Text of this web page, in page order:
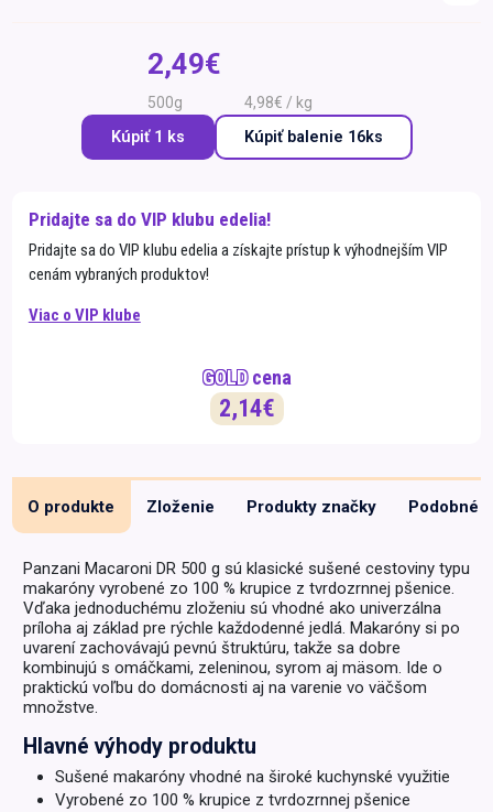
Darčekové
poukazy
Recepty
Drogéria a kozmetika
Domáci miláčikovia
Lekáreň
2,49€
500g 4,98€ / kg
Kúpiť 1 ks Kúpiťbalenie 16ks
Pridajte sa do VIP klubu edelia!
Pridajte sa do VIP klubu edelia a získajte prístup k výhodnejším VIP
cenám vybraných produktov!
Viac o VIP klube
GOLDcena
2,14€
O produkte Zloženie Produkty značky Podobné
Panzani Macaroni DR 500 g sú klasické sušené cestoviny typu
makaróny vyrobené zo 100 % krupice z tvrdozrnnej pšenice.
Vďaka jednoduchému zloženiu sú vhodné ako univerzálna
príloha aj základ pre rýchle každodenné jedlá. Makaróny si po
uvarení zachovávajú pevnú štruktúru, takže sa dobre
kombinujú s omáčkami, zeleninou, syrom aj mäsom. Ide o
praktickú voľbu do domácnosti aj na varenie vo väčšom
množstve.
Hlavné výhody produktu
Sušené makaróny vhodné na široké kuchynské využitie
Vyrobené zo 100 % krupice z tvrdozrnnej pšenice